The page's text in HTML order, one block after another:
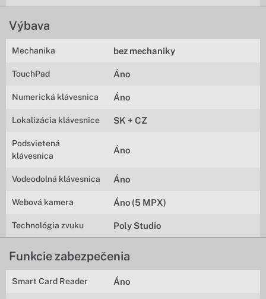
Výbava
Mechanika bez mechaniky
TouchPad Áno
Numerická klávesnica Áno
Lokalizácia klávesnice SK + CZ
Podsvietená
klávesnica
Áno
Vodeodolná klávesnica Áno
Webová kamera Áno (5 MPX)
Technológia zvuku Poly Studio
Funkcie zabezpečenia
Smart Card Reader Áno